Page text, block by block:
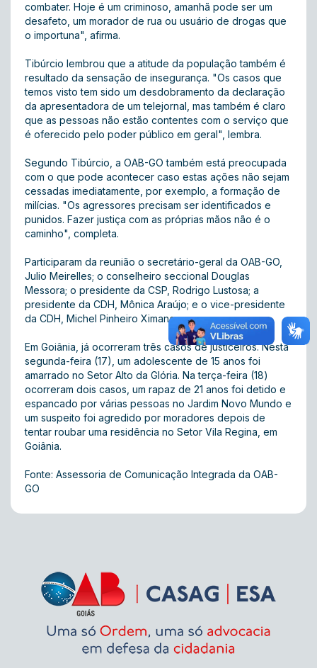
combater. Hoje é um criminoso, amanhã pode ser um
desafeto, um morador de rua ou usuário de drogas que
o importuna", afirma.
Tibúrcio lembrou que a atitude da população também é
resultado da sensação de insegurança. "Os casos que
temos visto tem sido um desdobramento da declaração
da apresentadora de um telejornal, mas também é claro
que as pessoas não estão contentes com o serviço que
é oferecido pelo poder público em geral", lembra.
Segundo Tibúrcio, a OAB-GO também está preocupada
com o que pode acontecer caso estas ações não sejam
cessadas imediatamente, por exemplo, a formação de
milícias. "Os agressores precisam ser identificados e
punidos. Fazer justiça com as próprias mãos não é o
caminho", completa.
Participaram da reunião o secretário-geral da OAB-GO,
Julio Meirelles; o conselheiro seccional Douglas
Messora; o presidente da CSP, Rodrigo Lustosa; a
presidente da CDH, Mônica Araújo; e o vice-presidente
da CDH, Michel Pinheiro Ximango.
Em Goiânia, já ocorreram três casos de justiceiros. Nesta
segunda-feira (17), um adolescente de 15 anos foi
amarrado no Setor Alto da Glória. Na terça-feira (18)
ocorreram dois casos, um rapaz de 21 anos foi detido e
espancado por várias pessoas no Jardim Novo Mundo e
um suspeito foi agredido por moradores depois de
tentar roubar uma residência no Setor Vila Regina, em
Goiânia.
Fonte: Assessoria de Comunicação Integrada da OAB-
GO